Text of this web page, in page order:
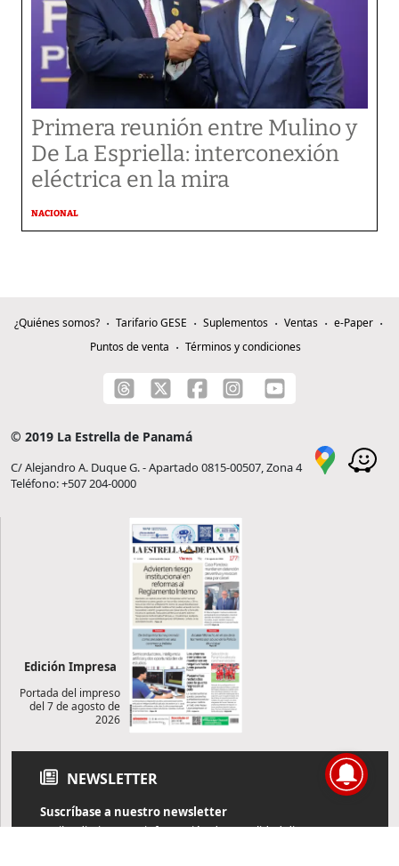
Primera reunión entre Mulino y
De La Espriella: interconexión
eléctrica en la mira
NACIONAL
¿Quiénes somos? Tarifario GESE Suplementos Ventas
e-Paper
Puntos de venta
Términos y condiciones
© 2019 La Estrella de Panamá
C/ Alejandro A. Duque G. - Apartado 0815-00507, Zona 4
Teléfono: +507 204-0000
Edición Impresa
Portada del impreso
del 7 de agosto de
2026
NEWSLETTER
Suscríbase a nuestro newsletter
Reciba diariamente información de actualidad directamente en